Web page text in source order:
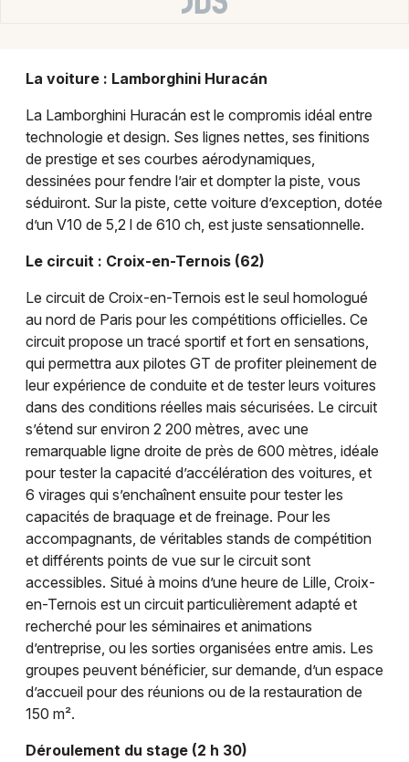
62 - Pas-de-Calais
Choisir mes départements
Je m'abonne
La voiture : Lamborghini Huracán
La Lamborghini Huracán est le compromis idéal entre
technologie et design. Ses lignes nettes, ses finitions
de prestige et ses courbes aérodynamiques,
dessinées pour fendre l’air et dompter la piste, vous
séduiront. Sur la piste, cette voiture d’exception, dotée
d’un V10 de 5,2 l de 610 ch, est juste sensationnelle.
Le circuit : Croix-en-Ternois (62)
Le circuit de Croix-en-Ternois est le seul homologué
au nord de Paris pour les compétitions officielles. Ce
circuit propose un tracé sportif et fort en sensations,
qui permettra aux pilotes GT de profiter pleinement de
leur expérience de conduite et de tester leurs voitures
dans des conditions réelles mais sécurisées. Le circuit
s’étend sur environ 2 200 mètres, avec une
remarquable ligne droite de près de 600 mètres, idéale
pour tester la capacité d’accélération des voitures, et
6 virages qui s’enchaînent ensuite pour tester les
capacités de braquage et de freinage. Pour les
accompagnants, de véritables stands de compétition
et différents points de vue sur le circuit sont
accessibles. Situé à moins d’une heure de Lille, Croix-
en-Ternois est un circuit particulièrement adapté et
recherché pour les séminaires et animations
d’entreprise, ou les sorties organisées entre amis. Les
groupes peuvent bénéficier, sur demande, d’un espace
d’accueil pour des réunions ou de la restauration de
150 m².
Déroulement du stage (2 h 30)